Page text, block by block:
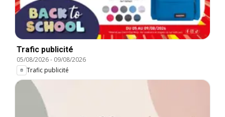
Trafic publicité
05/08/2026- 09/08/2026
Trafic publicité